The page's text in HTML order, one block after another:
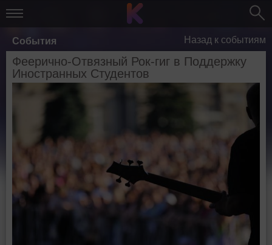
События Назад к событиям
Феерично-Отвязный Рок-гиг в Поддержку
Иностранных Студентов